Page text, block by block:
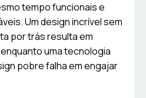
tempo funcionais e
Um design incrível sem
por trás resulta em
uma tecnologia
pobre falha em engajar